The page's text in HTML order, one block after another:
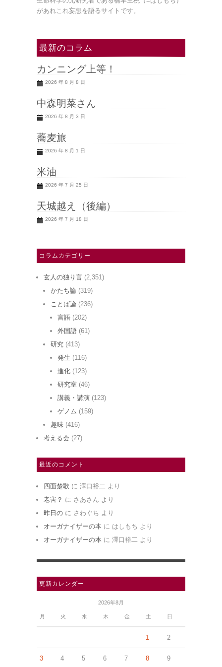
があれこれ妄想を語るサイトです。
最新のコラム
カンニング上等！
2026 年 8 月 8 日
中森明菜さん
2026 年 8 月 3 日
蕎麦旅
2026 年 8 月 1 日
米油
2026 年 7 月 25 日
天城越え（後編）
2026 年 7 月 18 日
コラムカテゴリー
玄人の独り言 (2,351)
かたち論 (319)
ことば論 (236)
言語 (202)
外国語 (61)
研究 (413)
発生 (116)
進化 (123)
研究室 (46)
講義・講演 (123)
ゲノム (159)
趣味 (416)
考える会 (27)
最近のコメント
四面楚歌 に 澤口裕二 より
老害？ に さあさん より
昨日の に さわぐち より
オーガナイザーの本 に はしもち より
オーガナイザーの本 に 澤口裕二 より
更新カレンダー
2026年8月
月 火 水 木 金 土 日
1 2
3 4 5 6 7 8 9